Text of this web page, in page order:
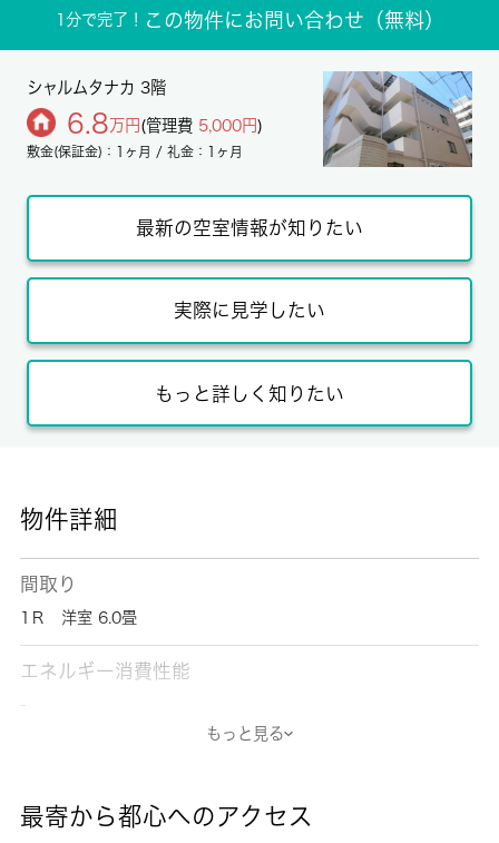
1分で完了！ この物件にお問い合わせ（無料）
シャルムタナカ 3階
6.8 万円 (管理費 5,000円)
敷金(保証金)：1ヶ月 / 礼金：1ヶ月
最新の空室情報が知りたい
実際に見学したい
もっと詳しく知りたい
物件詳細
間取り
1Ｒ 洋室 6.0畳
エネルギー消費性能
-
もっと見る
最寄から都心へのアクセス